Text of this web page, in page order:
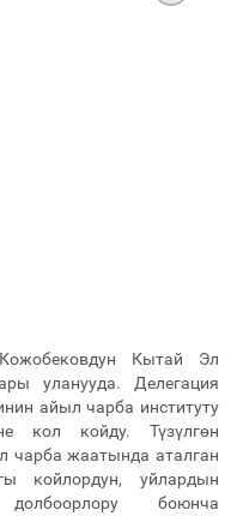
Кытай Эл
уланууда. Делегация
айыл чарба институту
кол койду. Түзүлгөн
чарба жаатында аталган
койлордун, уйлардын
долбоорлору боюнча